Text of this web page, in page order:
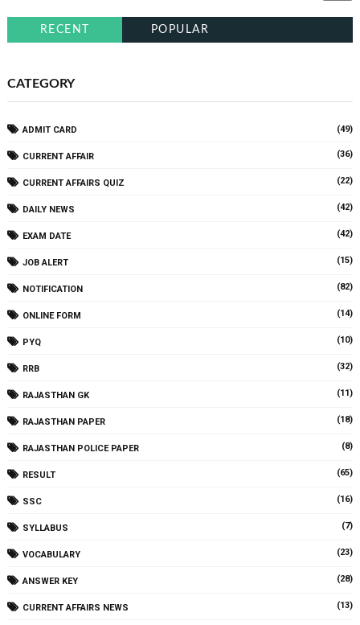
RECENT POPULAR
CATEGORY
ADMIT CARD (49)
CURRENT AFFAIR (36)
CURRENT AFFAIRS QUIZ (22)
DAILY NEWS (42)
EXAM DATE (42)
JOB ALERT (15)
NOTIFICATION (82)
ONLINE FORM (14)
PYQ (10)
RRB (32)
RAJASTHAN GK (11)
RAJASTHAN PAPER (18)
RAJASTHAN POLICE PAPER (8)
RESULT (65)
SSC (16)
SYLLABUS (7)
VOCABULARY (23)
ANSWER KEY (28)
CURRENT AFFAIRS NEWS (13)